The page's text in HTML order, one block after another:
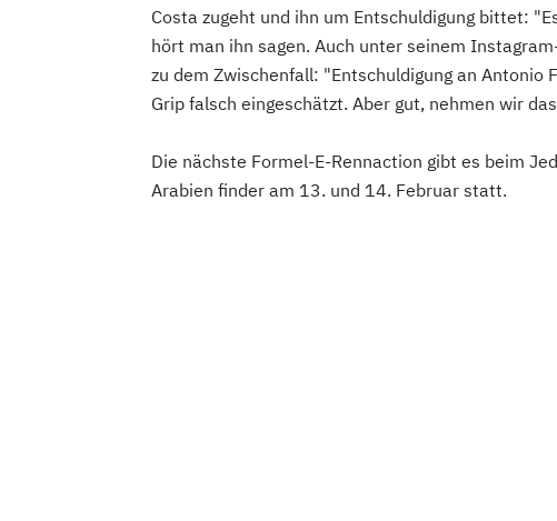
Costa zugeht und ihn um Entschuldigung bittet:
hört man ihn sagen. Auch unter seinem
zu dem Zwischenfall: "Entschuldigung an Antonio
Grip falsch eingeschätzt. Aber gut, nehmen wir
Die nächste Formel-E-Rennaction gibt es beim
Arabien finder am 13. und 14. Februar statt.